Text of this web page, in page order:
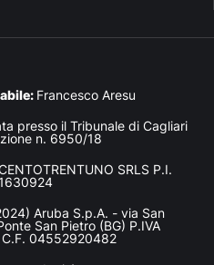
Francesco Aresu
presso il Tribunale di Cagliari
n. 6950/18
SRLS P.I.
Aruba S.p.A. - via San
San Pietro (BG) P.IVA
04552920482